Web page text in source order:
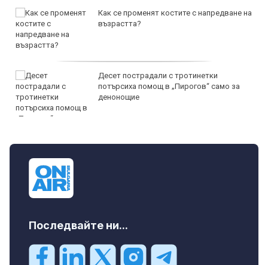
Как се променят костите с напредване на
възрастта?
Десет пострадали с тротинетки
потърсиха помощ в „Пирогов“ само за
денонощие
Последвайте ни...